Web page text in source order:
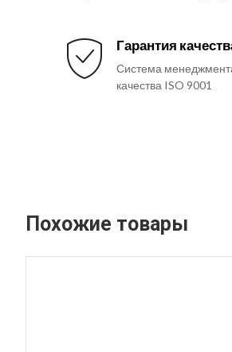
Гарантия
Система
качества ISO 9001
Похожие товары